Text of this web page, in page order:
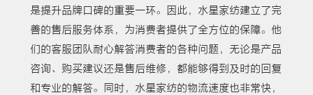
是提升品牌口碑的重要一环。因此，水星家纺建立了完
善的售后服务体系，为消费者提供了全方位的保障。他
们的客服团队耐心解答消费者的各种问题，无论是产品
咨询、购买建议还是售后维修，都能够得到及时的回复
和专业的解答。同时，水星家纺的物流速度也非常快，